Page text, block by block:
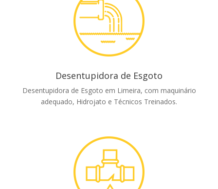
Desentupidora de Esgoto
Desentupidora de Esgoto em Limeira, com maquinário
adequado, Hidrojato e Técnicos Treinados.